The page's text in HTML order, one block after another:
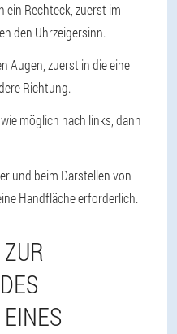
ein Rechteck, zuerst im
den Uhrzeigersinn.
Augen, zuerst in die eine
Richtung.
möglich nach links, dann
und beim Darstellen von
Handfläche erforderlich.